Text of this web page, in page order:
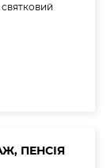
ПЕНСІЯ